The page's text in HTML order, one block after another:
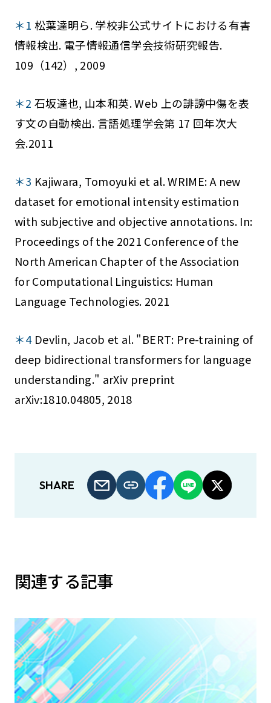
＊1 松葉達明ら. 学校非公式サイトにおける有害
情報検出. 電子情報通信学会技術研究報告.
109（142）, 2009
＊2 石坂達也, 山本和英. Web 上の誹謗中傷を表
す文の自動検出. 言語処理学会第 17 回年次大
会.2011
＊3 Kajiwara, Tomoyuki et al. WRIME: A new
dataset for emotional intensity estimation
with subjective and objective annotations. In:
Proceedings of the 2021 Conference of the
North American Chapter of the Association
for Computational Linguistics: Human
Language Technologies. 2021
＊4 Devlin, Jacob et al. "BERT: Pre-training of
deep bidirectional transformers for language
understanding." arXiv preprint
arXiv:1810.04805, 2018
SHARE
関連する記事